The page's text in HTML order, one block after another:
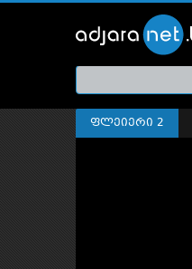
ფლეიერი 2